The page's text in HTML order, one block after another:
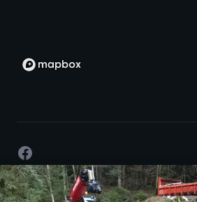
Facebook
©2026- Développement par